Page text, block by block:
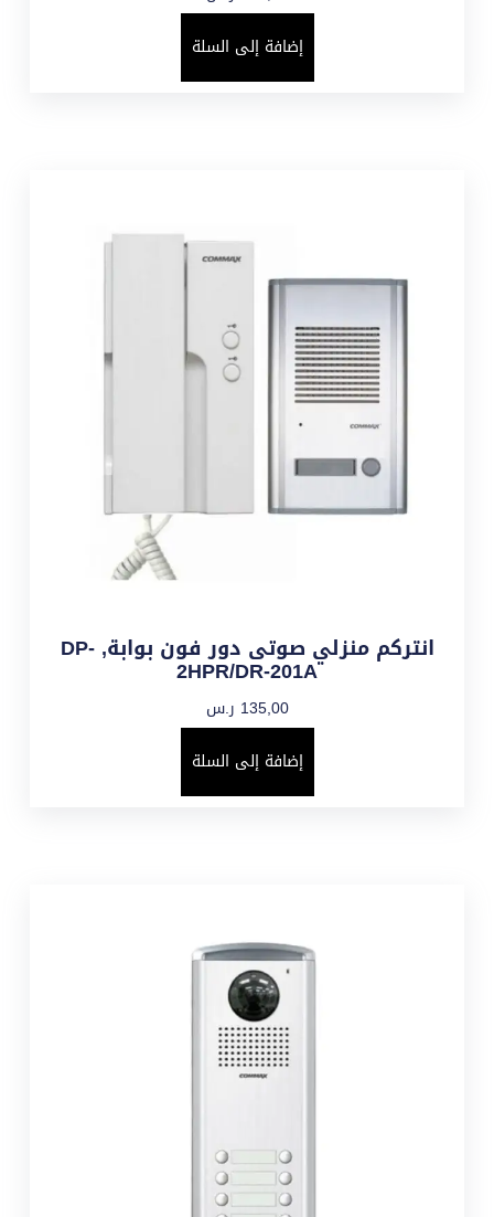
إضافة إلى السلة
انتركم منزلي صوتى دور فون بوابة, DP-
2HPR/DR-201A
135,00 ر.س
إضافة إلى السلة